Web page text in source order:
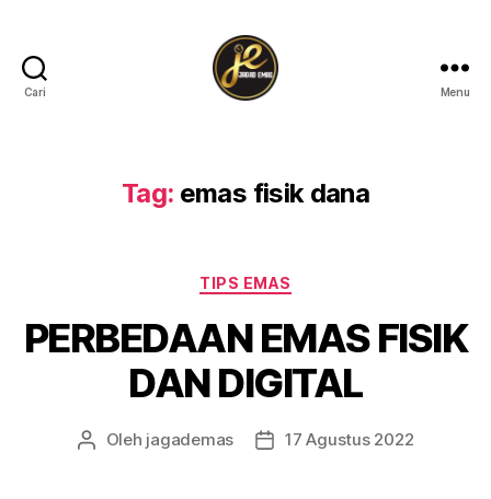
Cari Menu
Tag: emas fisik dana
Kategori
TIPS EMAS
PERBEDAAN EMAS FISIK
DAN DIGITAL
Penulis
Oleh jagademas
Tanggal
17 Agustus 2022